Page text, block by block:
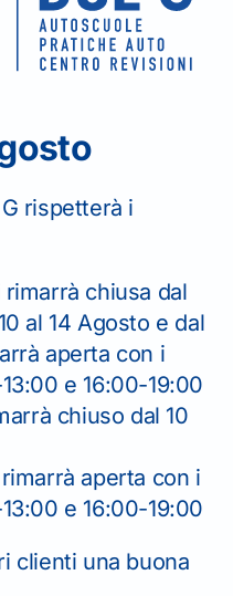
rispetterà i
rimarrà chiusa dal
al 14 Agosto e dal
aperta con i
e 16:00-19:00
chiuso dal 10
rimarrà aperta con i
e 16:00-19:00
clienti una buona